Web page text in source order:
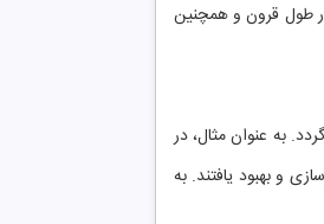
در طول قرون و همچنین
به عنوان مثال، در
و بهبود یافتند. به